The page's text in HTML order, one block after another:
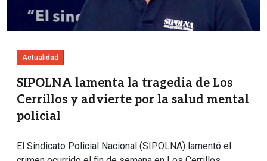
Actualidad
SIPOLNA lamenta la tragedia de Los
Cerrillos y advierte por la salud mental
policial
El Sindicato Policial Nacional (SIPOLNA) lamentó el